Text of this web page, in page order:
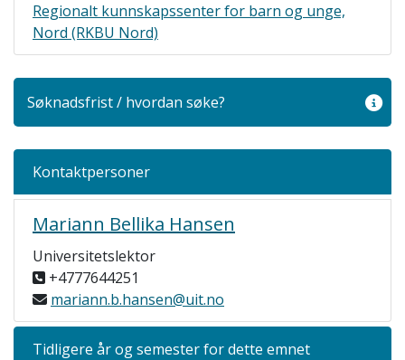
Regionalt kunnskapssenter for barn og unge,
Nord (RKBU Nord)
Søknadsfrist / hvordan søke?
Kontaktpersoner
Mariann Bellika Hansen
Universitetslektor
+4777644251
mariann.b.hansen@uit.no
Tidligere år og semester for dette emnet